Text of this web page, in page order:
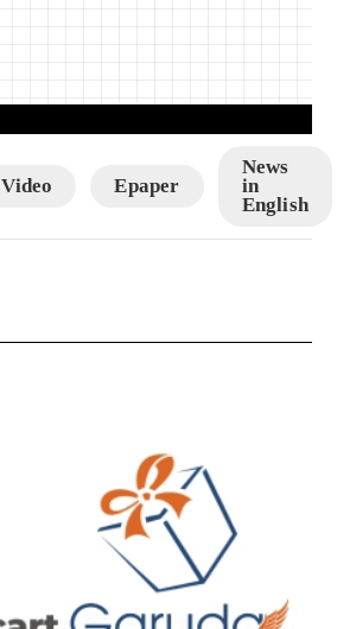
Video Epaper
News
in
English